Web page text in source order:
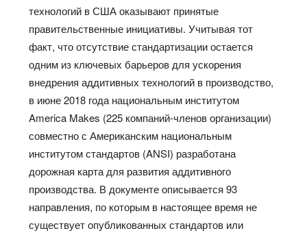
технологий в США оказывают принятые
правительственные инициативы. Учитывая тот
факт, что отсутствие стандартизации остается
одним из ключевых барьеров для ускорения
внедрения аддитивных технологий в производство,
в июне 2018 года национальным институтом
America Makes (225 компаний-членов организации)
совместно с Американским национальным
институтом стандартов (ANSI) разработана
дорожная карта для развития аддитивного
производства. В документе описывается 93
направления, по которым в настоящее время не
существует опубликованных стандартов или